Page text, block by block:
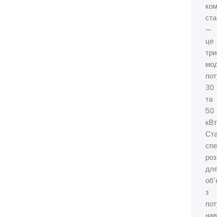
—
це
30
та
50
з